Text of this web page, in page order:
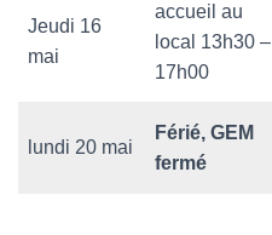
Jeudi 16
mai
accueil au
local 13h30 –
17h00
lundi 20 mai
Férié, GEM
fermé